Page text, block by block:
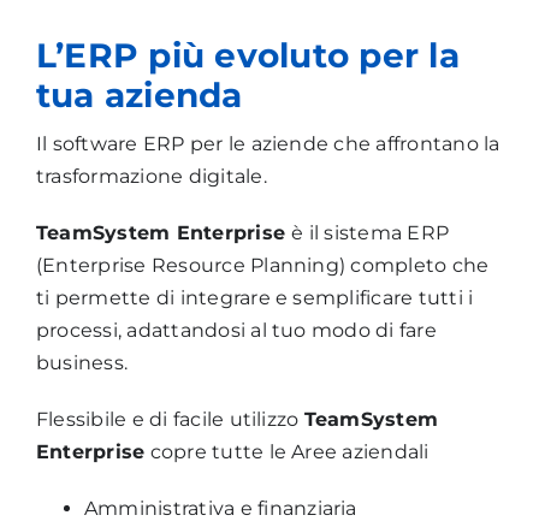
L’ERP più evoluto per la
tua azienda
Il software ERP per le aziende che affrontano la
trasformazione digitale.
TeamSystem Enterpriseè il sistema ERP
(Enterprise Resource Planning) completo che
ti permette di integrare e semplificare tutti i
processi, adattandosi al tuo modo di fare
business.
Flessibile e di facile utilizzo TeamSystem
Enterprise copre tutte le Aree aziendali
Amministrativa e finanziaria